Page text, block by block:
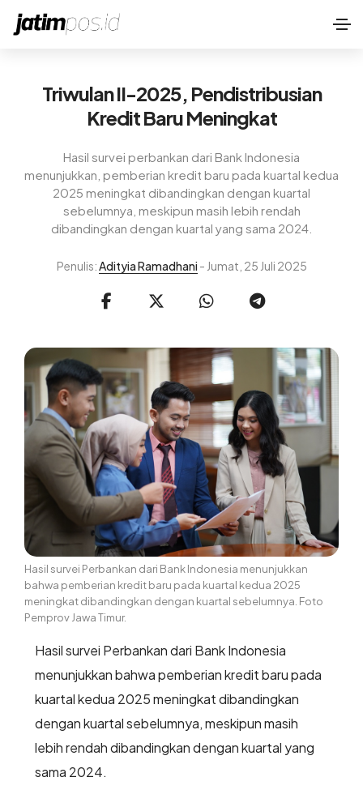
Triwulan II-2025, Pendistribusian
Kredit Baru Meningkat
Hasil survei perbankan dari Bank Indonesia
menunjukkan, pemberian kredit baru pada kuartal kedua
2025 meningkat dibandingkan dengan kuartal
sebelumnya, meskipun masih lebih rendah
dibandingkan dengan kuartal yang sama 2024.
Penulis:Adityia Ramadhani - Jumat, 25 Juli 2025
Hasil survei Perbankan dari Bank Indonesia menunjukkan
bahwa pemberian kredit baru pada kuartal kedua 2025
meningkat dibandingkan dengan kuartal sebelumnya. Foto
Pemprov Jawa Timur.
Hasil survei Perbankan dari Bank Indonesia
menunjukkan bahwa pemberian kredit baru pada
kuartal kedua 2025 meningkat dibandingkan
dengan kuartal sebelumnya, meskipun masih
lebih rendah dibandingkan dengan kuartal yang
sama 2024.